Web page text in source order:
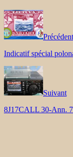
Précédent
Indicatif spécial
Suivant
8J17CALL 30-Ann.